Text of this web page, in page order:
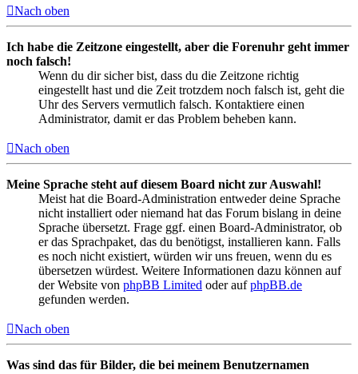
Nach oben
Ich habe die Zeitzone eingestellt, aber die Forenuhr geht immer
noch falsch!
Wenn du dir sicher bist, dass du die Zeitzone richtig
eingestellt hast und die Zeit trotzdem noch falsch ist, geht die
Uhr des Servers vermutlich falsch. Kontaktiere einen
Administrator, damit er das Problem beheben kann.
Nach oben
Meine Sprache steht auf diesem Board nicht zur Auswahl!
Meist hat die Board-Administration entweder deine Sprache
nicht installiert oder niemand hat das Forum bislang in deine
Sprache übersetzt. Frage ggf. einen Board-Administrator, ob
er das Sprachpaket, das du benötigst, installieren kann. Falls
es noch nicht existiert, würden wir uns freuen, wenn du es
übersetzen würdest. Weitere Informationen dazu können auf
der Website von phpBB Limited oder aufphpBB.de
gefunden werden.
Nach oben
Was sind das für Bilder, die bei meinem Benutzernamen